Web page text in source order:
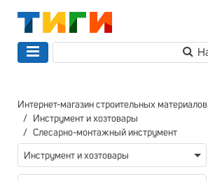
Интернет-магазин строительных материалов
Инструмент и хозтовары
Слесарно-монтажный инструмент
Инструмент и хозтовары